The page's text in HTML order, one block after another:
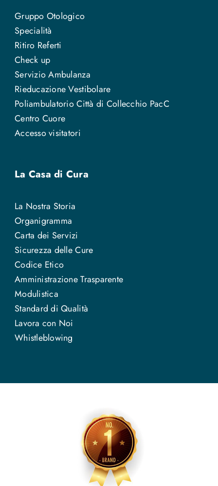
Gruppo Otologico
Specialità
Ritiro Referti
Check up
Servizio Ambulanza
Rieducazione Vestibolare
Poliambulatorio Città di Collecchio PacC
Centro Cuore
Accesso visitatori
La Casa di Cura
La Nostra Storia
Organigramma
Carta dei Servizi
Sicurezza delle Cure
Codice Etico
Amministrazione Trasparente
Modulistica
Standard di Qualità
Lavora con Noi
Whistleblowing